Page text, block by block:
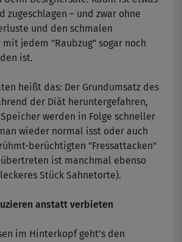
zugeschlagen – und zwar ohne
und den schmalen
jedem "Raubzug" sogar noch
ist.
heißt das: Der Grundumsatz des
der Diät heruntergefahren,
werden in Folge schneller
wieder normal isst oder auch
berüchtigten "Fressattacken"
ist manchmal ebenso
Stück Sahnetorte).
anstatt verbieten
im Hinterkopf geht’s den